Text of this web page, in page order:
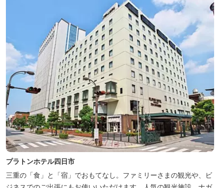
プラトンホテル四日市
三重の「食」と「宿」でおもてなし。ファミリーさまの観光や、ビ